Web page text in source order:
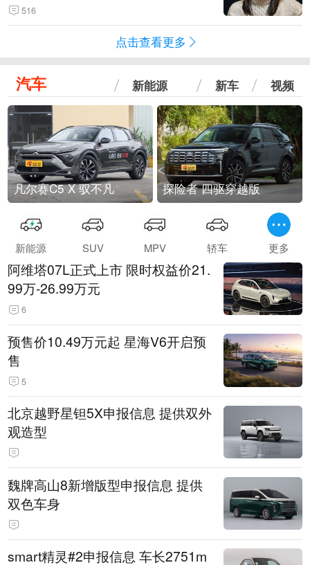
516
点击查看更多
汽车 新能源 新车 视频
凡尔赛C5 X 驭不凡 探险者 四驱穿越版
新能源 SUV MPV 轿车 更多
阿维塔07L正式上市 限时权益价21.
99万-26.99万元
6
预售价10.49万元起 星海V6开启预
售
5
北京越野星钽5X申报信息 提供双外
观造型
魏牌高山8新增版型申报信息 提供
双色车身
smart精灵#2申报信息 车长2751m